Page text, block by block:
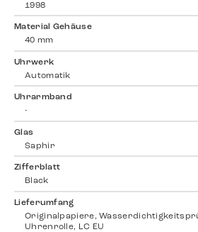
1998
Material Gehäuse
40 mm
Uhrwerk
Automatik
Uhrarmband
-
Glas
Saphir
Zifferblatt
Black
Lieferumfang
Originalpapiere,
Uhrenrolle, LC EU